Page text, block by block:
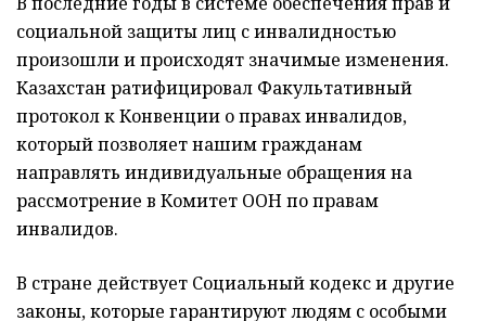
социальной защиты лиц с инвалидностью
произошли и происходят значимые изменения.
Казахстан ратифицировал Факультативный
протокол к Конвенции о правах инвалидов,
который позволяет нашим гражданам
направлять индивидуальные обращения на
рассмотрение в Комитет ООН по правам
инвалидов.
В стране действует Социальный кодекс и другие
законы, которые гарантируют людям с особыми